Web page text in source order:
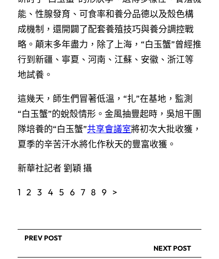
能、性腺發育、可食率和養分品德以及殼色構
成機制，還開闢了配套養殖技巧與養分調控戰
略。顛末多年盡力，除了上海，“白玉蟹”曾經推
行到新疆、寧夏、河南、江蘇、安徽、浙江等
地試養。
這幾天，師生們冒著低溫，“扎”在基地，監測
“白玉蟹”的蛻殼情形。金風抽豐起時，吳旭干團
隊培養的“白玉蟹”共享會議室將初次大批收獲，
夏季的辛苦汗水將化作秋天的豐富收獲。
新華社記者 劉穎 攝
1 2 3 4 5 6 7 8 9 >
PREV POST
NEXT POST